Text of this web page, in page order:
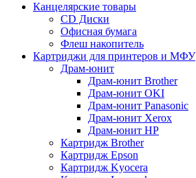
Канцелярские товары
CD Диски
Офисная бумага
Флеш накопитель
Картриджи для принтеров и МФУ
Драм-юнит
Драм-юнит Brother
Драм-юнит OKI
Драм-юнит Panasonic
Драм-юнит Xerox
Драм-юнит НР
Картридж Brother
Картридж Epson
Картридж Kyocera